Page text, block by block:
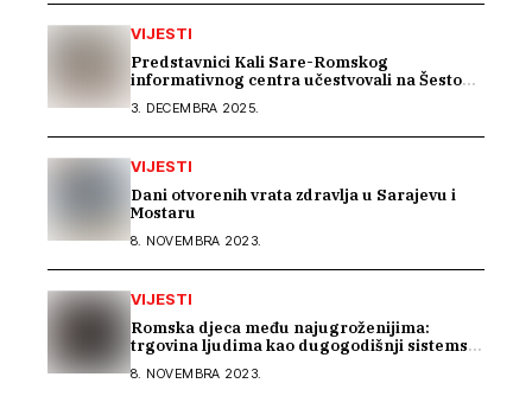
VIJESTI
Predstavnici Kali Sare-Romskog
informativnog centra učestvovali na Šestom
3. DECEMBRA 2025.
VIJESTI
Dani otvorenih vrata zdravlja u Sarajevu i
Mostaru
8. NOVEMBRA 2023.
VIJESTI
Romska djeca među najugroženijima:
trgovina ljudima kao dugogodišnji sistemski
8. NOVEMBRA 2023.